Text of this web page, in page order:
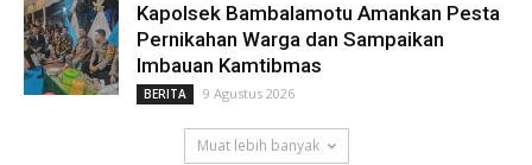
Kapolsek Bambalamotu Amankan Pesta
Pernikahan Warga dan Sampaikan
Imbauan Kamtibmas
BERITA 9 Agustus 2026
Muat lebih banyak